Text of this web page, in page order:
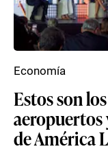
Estos son
de América
Economía